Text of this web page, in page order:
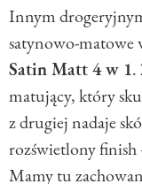
Innym
satynowo-matowe
Satin Matt 4 w 1.
matujący, który
z drugiej nadaje
rozświetlony finish
Mamy tu